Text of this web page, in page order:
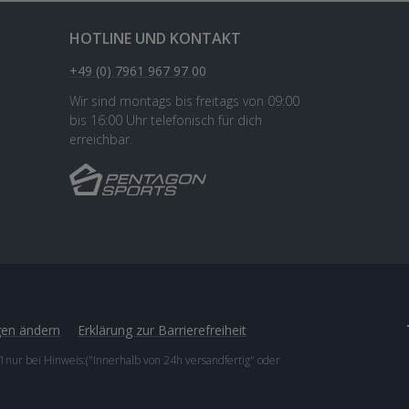
HOTLINE UND KONTAKT
+49 (0) 7961 967 97 00
Wir sind montags bis freitags von 09:00
bis 16:00 Uhr telefonisch für dich
erreichbar.
ändern Erklärung zur Barrierefreiheit
bei Hinweis:("Innerhalb von 24h versandfertig" oder